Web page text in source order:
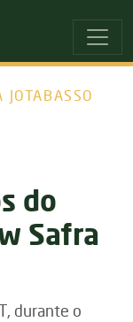
principalprincipal
do
Safra
durante o